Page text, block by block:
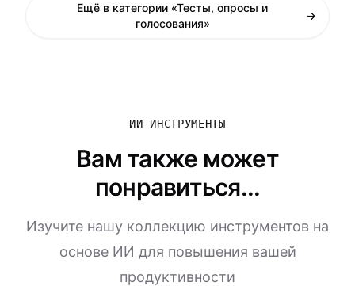
Ещё в категории «Тесты, опросы и
голосования»
→
ИИ ИНСТРУМЕНТЫ
Вам также может
понравиться...
Изучите нашу коллекцию инструментов на
основе ИИ для повышения вашей
продуктивности